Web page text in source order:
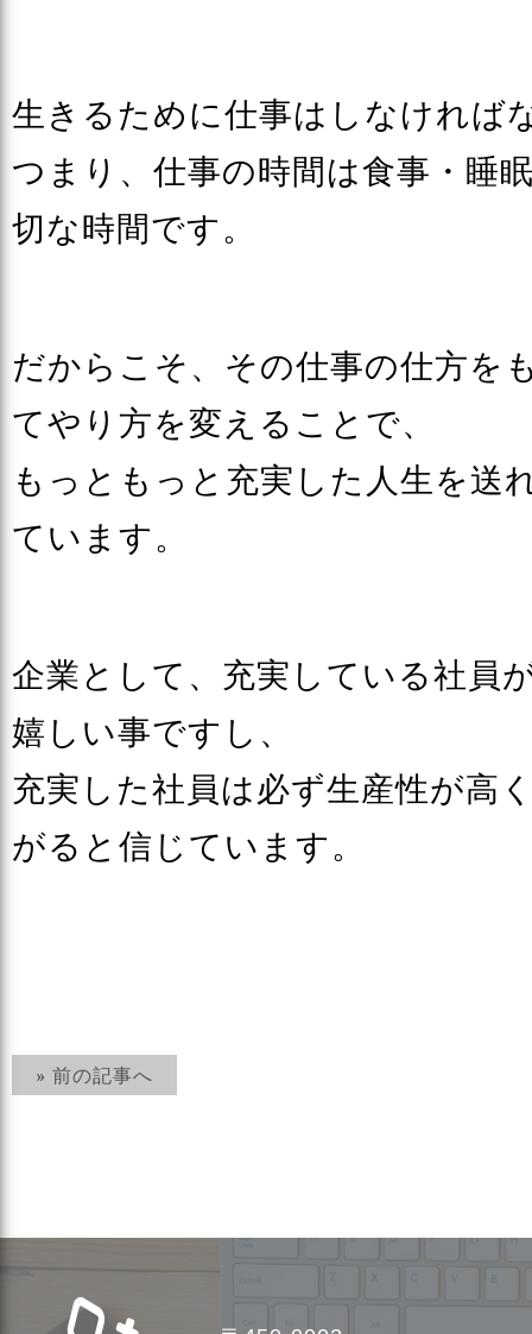
生きるために仕事はしなければ
つまり、仕事の時間は食事・睡
切な時間です。
だからこそ、その仕事の仕方を
てやり方を変えることで、
もっともっと充実した人生を送
ています。
企業として、充実している社員
嬉しい事ですし、
充実した社員は必ず生産性が高
がると信じています。
» 前の記事へ